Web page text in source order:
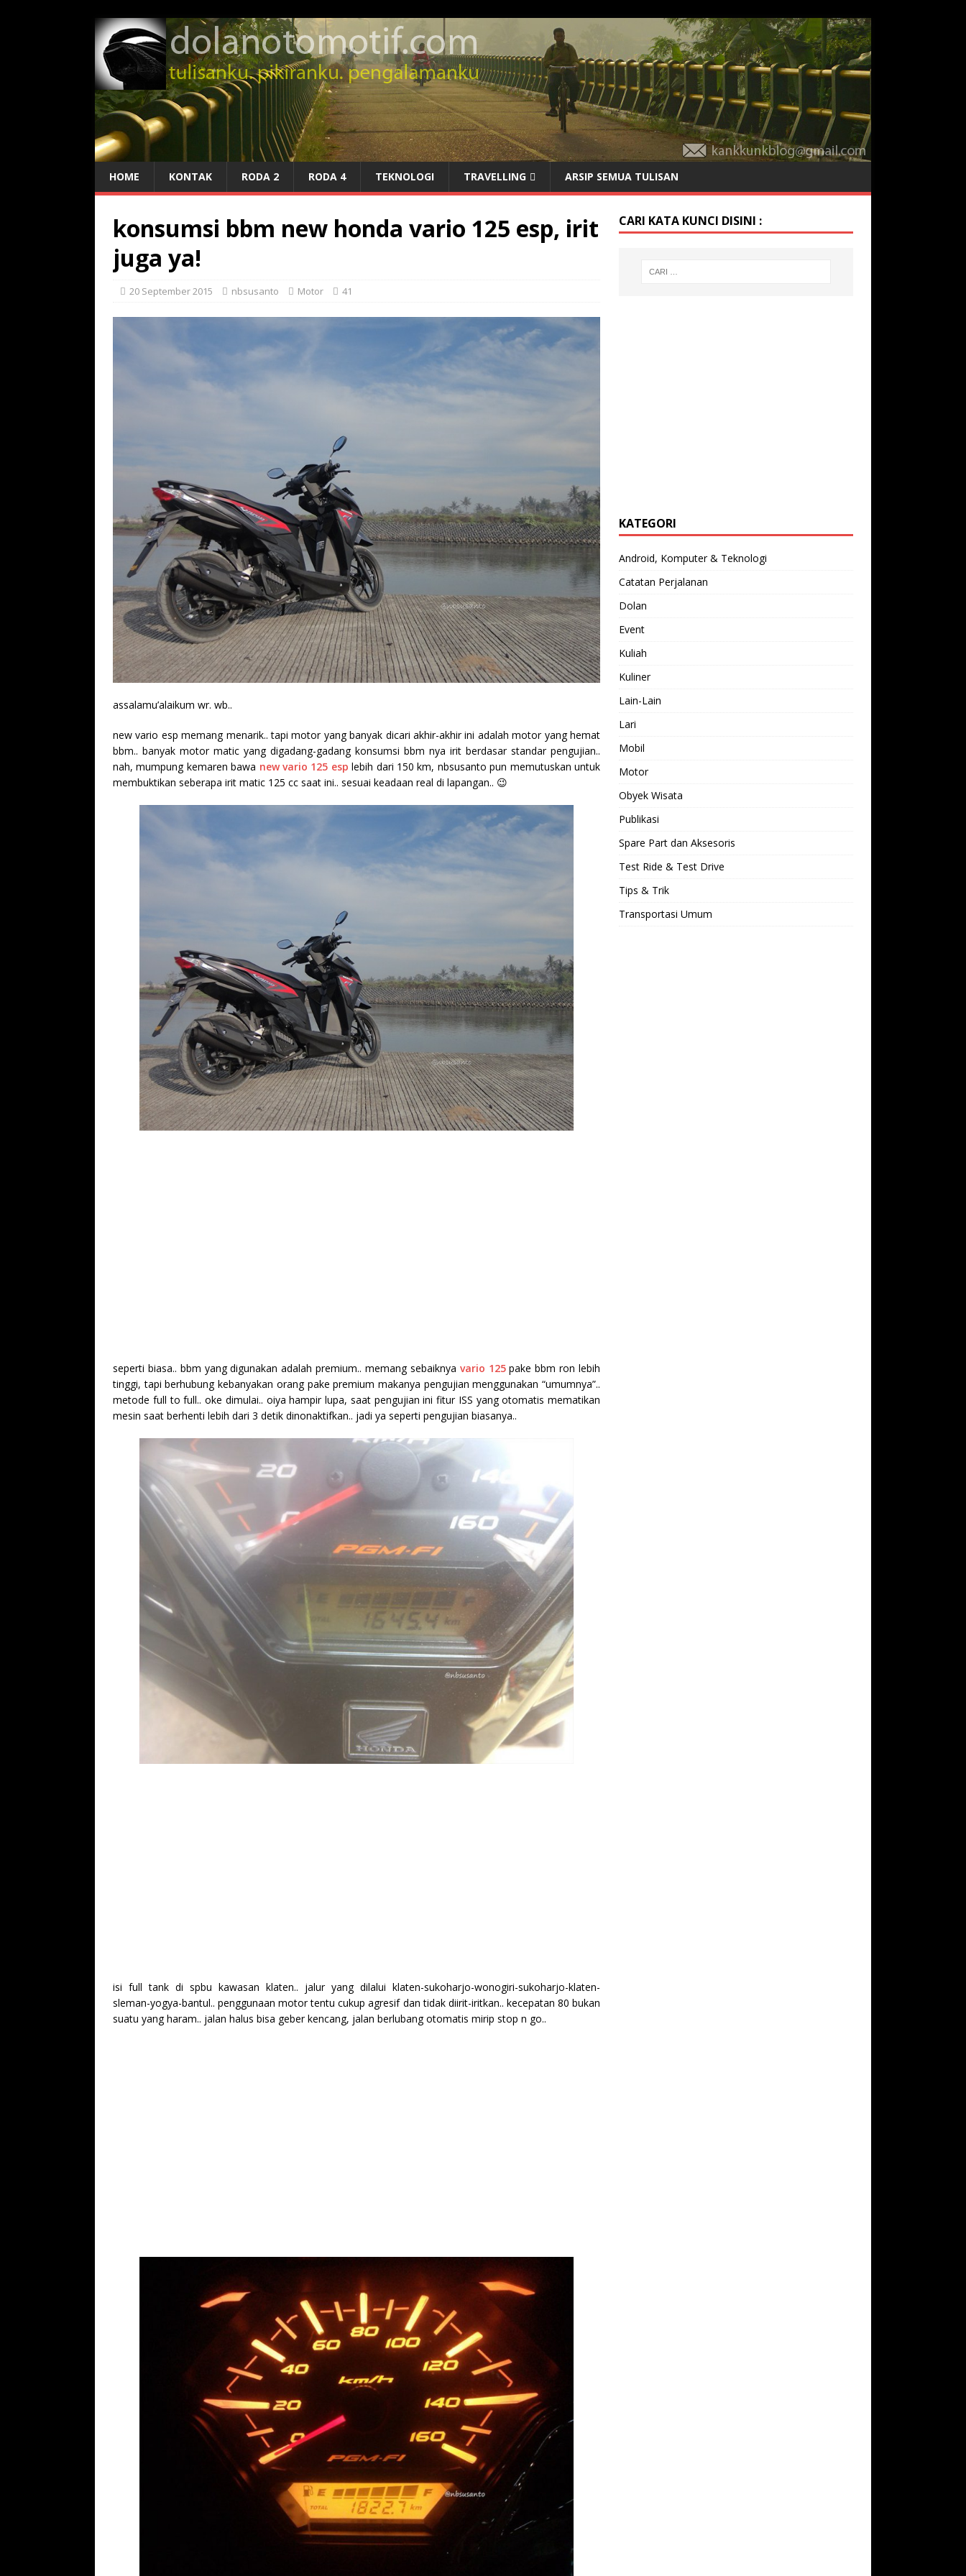
HOME KONTAK RODA 2 RODA 4 TEKNOLOGI TRAVELLING ARSIP SEMUA TULISAN
konsumsi bbm new honda vario 125 esp, irit
juga ya!
20 September 2015 nbsusanto Motor 41
assalamu’alaikum wr. wb..
new vario esp memang menarik.. tapi motor yang banyak dicari akhir-akhir ini adalah motor yang hemat
bbm.. banyak motor matic yang digadang-gadang konsumsi bbm nya irit berdasar standar pengujian..
nah, mumpung kemaren bawa new vario 125 esp lebih dari 150 km, nbsusanto pun memutuskan untuk
membuktikan seberapa irit matic 125 cc saat ini.. sesuai keadaan real di lapangan.. 😉
seperti biasa.. bbm yang digunakan adalah premium.. memang sebaiknya vario 125pake bbm ron lebih
tinggi, tapi berhubung kebanyakan orang pake premium makanya pengujian menggunakan “umumnya”..
metode full to full.. oke dimulai.. oiya hampir lupa, saat pengujian ini fitur ISS yang otomatis mematikan
mesin saat berhenti lebih dari 3 detik dinonaktifkan.. jadi ya seperti pengujian biasanya..
isi full tank di spbu kawasan klaten.. jalur yang dilalui klaten-sukoharjo-wonogiri-sukoharjo-klaten-
sleman-yogya-bantul.. penggunaan motor tentu cukup agresif dan tidak diirit-iritkan.. kecepatan 80 bukan
suatu yang haram.. jalan halus bisa geber kencang, jalan berlubang otomatis mirip stop n go..
CARI KATA KUNCI DISINI :
KATEGORI
Android, Komputer & Teknologi
Catatan Perjalanan
Dolan
Event
Kuliah
Kuliner
Lain-Lain
Lari
Mobil
Motor
Obyek Wisata
Publikasi
Spare Part dan Aksesoris
Test Ride & Test Drive
Tips & Trik
Transportasi Umum